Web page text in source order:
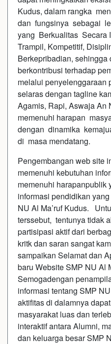
Kudus, dalam rangka
dan fungsinya sebagai
yang Berkualitas Secara
Trampil, Kompetitif,
Berkepribadian, sehingga
berkontribusi terhadap
melalui penyelenggaraan
selaras dengan tagline
Agamis, Rapi, Aswaja An
memenuhi harapan
dengan dinamika
di masa mendatang.
Pengembangan web site
memenuhi kebutuhan
memenuhi harapanpublik
informasi pendidikan
NU Al Ma’ruf Kudus.
terssebut, tentunya tidak
partisipasi aktif dari
kritk dan saran sangat
sampaikan Selamat dan
baru Website SMP NU Al
Semogadengan
informasi tentang SMP
aktifitas di dalamnya
masyarakat luas dan
interaktif antara Alumni,
dan keluarga besar SMP